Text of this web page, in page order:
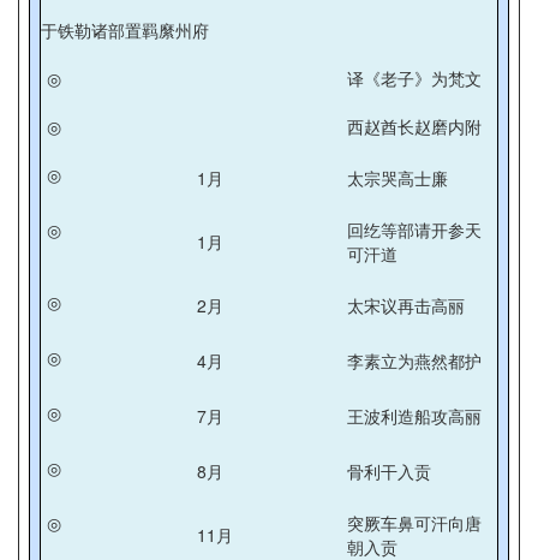
于铁勒诸部置羁縻州府
◎
译《老子》为梵文
◎
西赵酋长赵磨内附
◎
1月 太宗哭高士廉
◎ 1月
回纥等部请开参天
可汗道
◎
2月 太宋议再击高丽
◎ 4月 李素立为燕然都护
◎ 7月 王波利造船攻高丽
◎ 8月 骨利干入贡
◎ 11月
突厥车鼻可汗向唐
朝入贡